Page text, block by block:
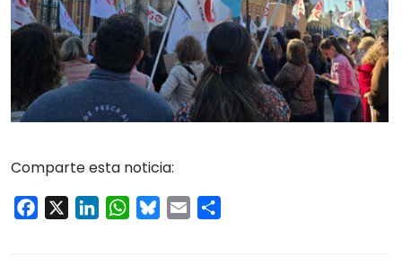
Comparte esta noticia:
Facebook LinkedInWhatsApp
Bluesky
Email